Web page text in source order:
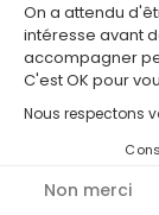
On a attendu
intéresse avant
accompagner
C'est OK pour
Nous respectons
Non merci